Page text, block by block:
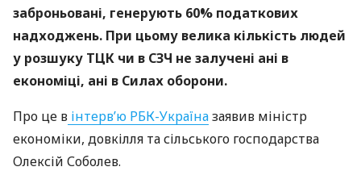
заброньовані, генерують 60% податкових
надходжень. При цьому велика кількість людей
у розшуку ТЦК чи в СЗЧ не залучені ані в
економіці, ані в Силах оборони.
Про це в інтерв’ю РБК-Україназаявив міністр
економіки, довкілля та сільського господарства
Олексій Соболев.